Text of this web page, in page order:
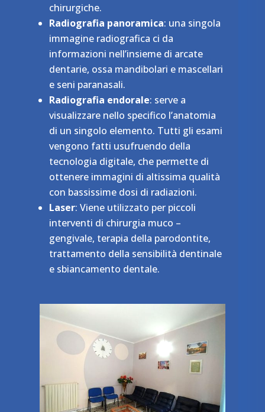
chirurgiche.
Radiografia panoramica: una singola
immagine radiografica ci da
informazioni nell’insieme di arcate
dentarie, ossa mandibolari e mascellari
e seni paranasali.
Radiografia endorale: serve a
visualizzare nello specifico l’anatomia
di un singolo elemento. Tutti gli esami
vengono fatti usufruendo della
tecnologia digitale, che permette di
ottenere immagini di altissima qualità
con bassissime dosi di radiazioni.
Laser: Viene utilizzato per piccoli
interventi di chirurgia muco –
gengivale, terapia della parodontite,
trattamento della sensibilità dentinale
e sbiancamento dentale.